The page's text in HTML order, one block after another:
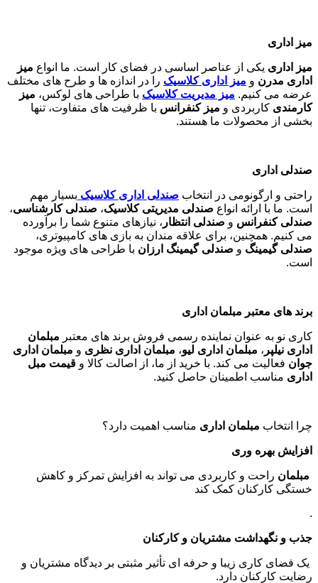
میز اداری
میز اداری یکی از عناصر اساسی در فضای کار است. ما انواع میز
اداری مدرن و میز اداری کلاسیک را در اندازه ها و طرح های مختلف
عرضه می کنیم. میز مدیریت کلاسیک با طراحی های لوکس، میز
کارمندی کاربردی و میز کنفرانس با ظرفیت های متفاوت، تنها
بخشی از محصولات ما هستند.
صندلی اداری
راحتی و ارگونومی در انتخاب صندلی اداری کلاسیک بسیار مهم
است. ما با ارائه انواع صندلی مدیریتی کلاسیک، صندلی کارشناسی،
صندلی کنفرانس و صندلی انتظار ، نیازهای متنوع شما را برآورده
می کنیم. همچنین، برای علاقه مندان به بازی های کامپیوتری،
صندلی گیمینگ و صندلی گیمینگ ارزان با طراحی های ویژه موجود
است.
برند های معتبر مبلمان اداری
کاری نو به عنوان نماینده رسمی فروش برند های معتبر مبلمان
اداری نیلپر ، مبلمان اداری لیو، مبلمان اداری نظری و مبلمان اداری
جوان فعالیت می کند. با خرید از ما، از اصالت کالا و قیمت مبل
اداری مناسب اطمینان حاصل کنید.
چرا انتخاب مبلمان اداری مناسب اهمیت دارد؟
افزایش بهره وری
مبلمان راحت و کاربردی می تواند به افزایش تمرکز و کاهش
خستگی کارکنان کمک کند
.
جذب و نگهداشت مشتریان و کارکنان
یک فضای کاری زیبا و حرفه ای تأثیر مثبتی بر دیدگاه مشتریان و
رضایت کارکنان دارد.